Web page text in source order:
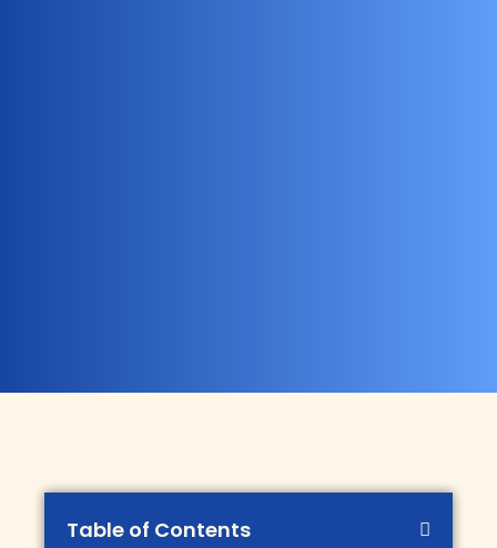
Table of Contents